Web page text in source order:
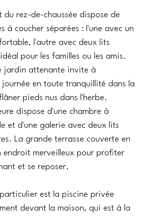
du rez-de-chaussée dispose de
à coucher séparées : l'une avec un
l'autre avec deux lits
pour les familles ou les amis.
jardin attenante invite à
journée en toute tranquillité dans la
pieds nus dans l'herbe.
dispose d'une chambre à
et d'une galerie avec deux lits
La grande terrasse couverte en
endroit merveilleux pour profiter
et se reposer.
est la piscine privée
devant la maison, qui est à la